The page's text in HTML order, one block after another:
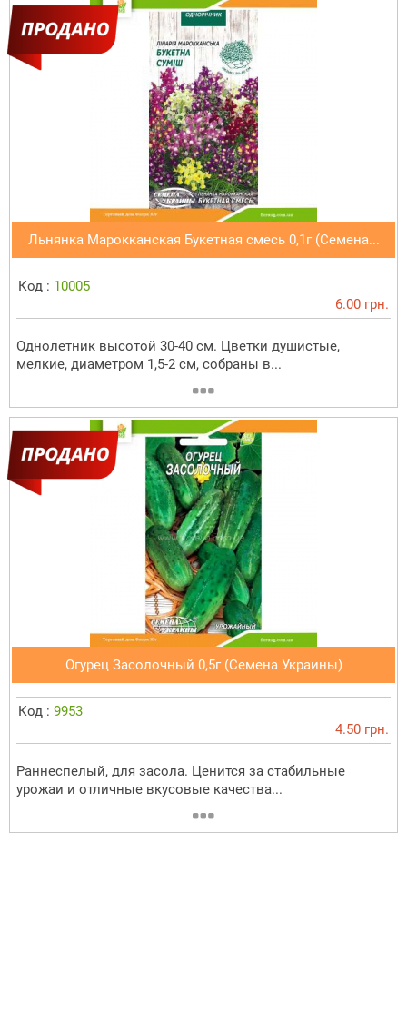
Льнянка Марокканская Букетная смесь 0,1г (Семена...
Код : 10005
6.00 грн.
Однолетник высотой 30-40 см. Цветки душистые,
мелкие, диаметром 1,5-2 см, собраны в...
Огурец Засолочный 0,5г (Семена Украины)
Код : 9953
4.50 грн.
Раннеспелый, для засола. Ценится за стабильные
урожаи и отличные вкусовые качества...